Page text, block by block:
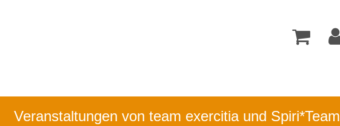
Veranstaltungen von team exercitia und Spiri*Team